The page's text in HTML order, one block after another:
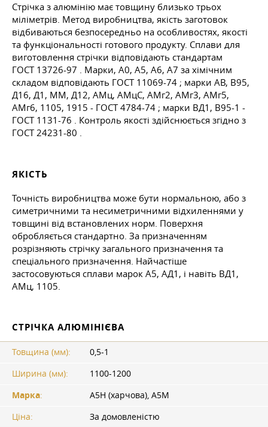
Стрічка з алюмінію має товщину близько трьох
міліметрів. Метод виробництва, якість заготовок
відбиваються безпосередньо на особливостях, якості
та функціональності готового продукту. Сплави для
виготовлення стрічки відповідають стандартам
ГОСТ 13726-97 . Марки, А0, А5, А6, А7 за хімічним
складом відповідають ГОСТ 11069-74 ; марки АВ, В95,
Д16, Д1, ММ, Д12, АМц, АМцС, АМг2, АМг3, АМг5,
АМг6, 1105, 1915 - ГОСТ 4784-74 ; марки ВД1, В95-1 -
ГОСТ 1131-76 . Контроль якості здійснюється згідно з
ГОСТ 24231-80 .
ЯКІСТЬ
Точність виробництва може бути нормальною, або з
симетричними та несиметричними відхиленнями у
товщині від встановлених норм. Поверхня
обробляється стандартно. За призначенням
розрізняють стрічку загального призначення та
спеціального призначення. Найчастіше
застосовуються сплави марок А5, АД1, і навіть ВД1,
АМц, 1105.
СТРІЧКА АЛЮМІНІЄВА
Товщина (мм):
0,5-1
Ширина (мм):
1100-1200
Марка:
А5Н (харчова), А5М
Ціна:
За домовленістю